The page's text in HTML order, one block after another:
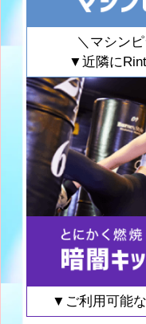
＼マシン
▼近隣に
▼ご利用可能